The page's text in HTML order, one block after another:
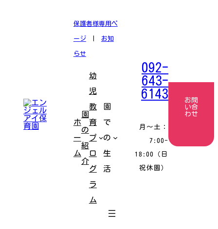
保護者様専用ペ
ージ| お知
らせ
ホ
ー
ム
園
の
紹
介
幼
児
教
育
プ
ロ
グ
ラ
ム
園
で
の
生
活
092-
643-
6143
月〜土：
7:00-
18:00（日
祝休園）
お問
い合
わせ